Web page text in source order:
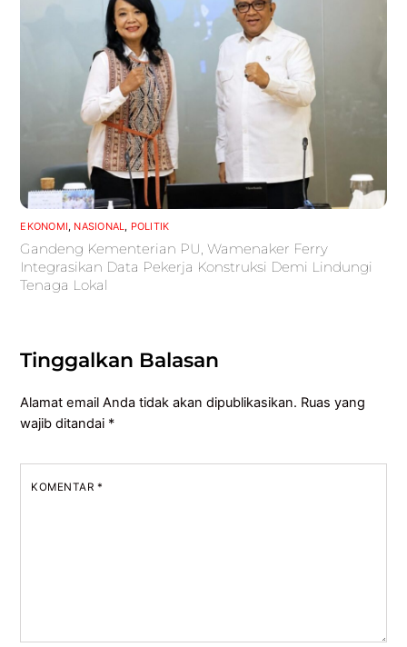
EKONOMI, NASIONAL, POLITIK
Gandeng Kementerian PU, Wamenaker Ferry
Integrasikan Data Pekerja Konstruksi Demi Lindungi
Tenaga Lokal
Tinggalkan Balasan
Alamat email Anda tidak akan dipublikasikan. Ruas yang
wajib ditandai *
KOMENTAR *